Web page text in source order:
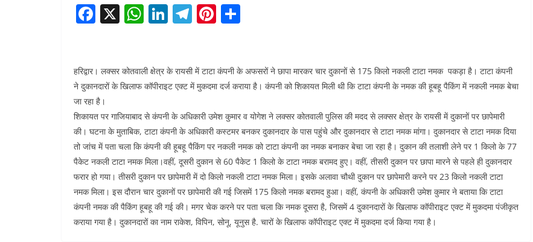
F
e
b
o
o
k
X W
s
A
p
p
Li
e
dI
n
T
gr
a
m
Pi
e
st
e
हरिद्वार। लक्सर कोतवाली क्षेत्र के रायसी में टाटा कंपनी के अफसरों ने छापा मारकर चार दुकानों से 175 किलो नकली टाटा नमक पकड़ा है। टाटा कंपनी
ने दुकानदारों के खिलाफ कॉपीराइट एक्ट में मुकदमा दर्ज कराया है। कंपनी को शिकायत मिली थी कि टाटा कंपनी के नमक की हूबहू पैकिंग में नकली नमक बेचा
जा रहा है।
शिकायत पर गाजियाबाद से कंपनी के अधिकारी उमेश कुमार व योगेश ने लक्सर कोतवाली पुलिस की मदद से लक्सर क्षेत्र के रायसी में दुकानों पर छापेमारी
की। घटना के मुताबिक, टाटा कंपनी के अधिकारी कस्टमर बनकर दुकानदार के पास पहुंचे और दुकानदार से टाटा नमक मांगा। दुकानदार से टाटा नमक दिया
तो जांच में पता चला कि कंपनी की हूबहू पैकिंग पर नकली नमक को टाटा कंपनी का नमक बनाकर बेचा जा रहा है। दुकान की तलाशी लेने पर 1 किलो के 77
पैकेट नकली टाटा नमक मिला।वहीं, दूसरी दुकान से 60 पैकेट 1 किलो के टाटा नमक बरामद हुए। वहीं, तीसरी दुकान पर छापा मारने से पहले ही दुकानदार
फरार हो गया। तीसरी दुकान पर छापेमारी में दो किलो नकली टाटा नमक मिला। इसके अलावा चौथी दुकान पर छापेमारी करने पर 23 किलो नकली टाटा
नमक मिला। इस दौरान चार दुकानों पर छापेमारी की गई जिसमें 175 किलो नमक बरामद हुआ। वहीं, कंपनी के अधिकारी उमेश कुमार ने बताया कि टाटा
कंपनी नमक की पैकिंग हूबहू की गई की। मगर चेक करने पर पता चला कि नमक दूसरा है, जिसमें 4 दुकानदारों के खिलाफ कॉपीराइट एक्ट में मुकदमा पंजीकृत
कराया गया है। दुकानदारों का नाम राकेश, विपिन, सोनू, यूनुस है. चारों के खिलाफ कॉपीराइट एक्ट में मुकदमा दर्ज किया गया है।